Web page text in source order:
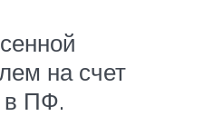
на счет
в ПФ.